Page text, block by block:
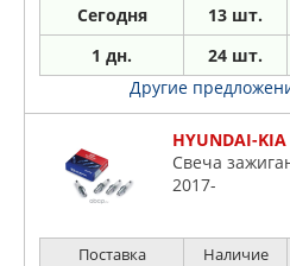
Сегодня 13 шт.
1 дн. 24 шт.
Другие
HYUNDAI-
Свеча
2017-
Поставка Наличие